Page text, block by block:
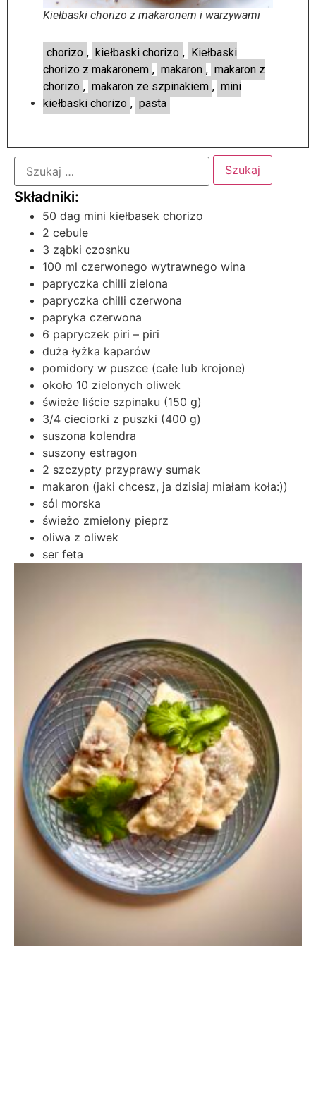
Kiełbaski chorizo z makaronem i warzywami
chorizo , kiełbaski chorizo , Kiełbaski
chorizo z makaronem , makaron , makaron z
chorizo , makaron ze szpinakiem , mini
kiełbaski chorizo , pasta
50 dag mini kiełbasek chorizo
2 cebule
3 ząbki czosnku
100 ml czerwonego wytrawnego wina
papryczka chilli zielona
papryczka chilli czerwona
papryka czerwona
6 papryczek piri – piri
duża łyżka kaparów
pomidory w puszce (całe lub krojone)
około 10 zielonych oliwek
świeże liście szpinaku (150 g)
3/4 cieciorki z puszki (400 g)
suszona kolendra
suszony estragon
2 szczypty przyprawy sumak
makaron (jaki chcesz, ja dzisiaj miałam koła:))
sól morska
świeżo zmielony pieprz
oliwa z oliwek
ser feta